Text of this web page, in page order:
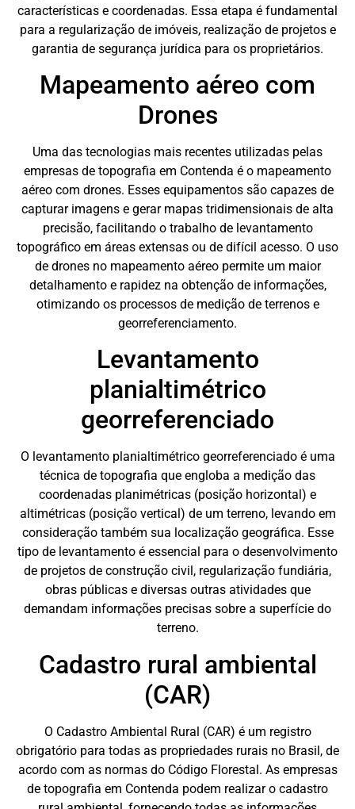
características e coordenadas. Essa etapa é fundamental
para a regularização de imóveis, realização de projetos e
garantia de segurança jurídica para os proprietários.
Mapeamento aéreo com
Drones
Uma das tecnologias mais recentes utilizadas pelas
empresas de topografia em Contenda é o mapeamento
aéreo com drones. Esses equipamentos são capazes de
capturar imagens e gerar mapas tridimensionais de alta
precisão, facilitando o trabalho de levantamento
topográfico em áreas extensas ou de difícil acesso. O uso
de drones no mapeamento aéreo permite um maior
detalhamento e rapidez na obtenção de informações,
otimizando os processos de medição de terrenos e
georreferenciamento.
Levantamento
planialtimétrico
georreferenciado
O levantamento planialtimétrico georreferenciado é uma
técnica de topografia que engloba a medição das
coordenadas planimétricas (posição horizontal) e
altimétricas (posição vertical) de um terreno, levando em
consideração também sua localização geográfica. Esse
tipo de levantamento é essencial para o desenvolvimento
de projetos de construção civil, regularização fundiária,
obras públicas e diversas outras atividades que
demandam informações precisas sobre a superfície do
terreno.
Cadastro rural ambiental
(CAR)
O Cadastro Ambiental Rural (CAR) é um registro
obrigatório para todas as propriedades rurais no Brasil, de
acordo com as normas do Código Florestal. As empresas
de topografia em Contenda podem realizar o cadastro